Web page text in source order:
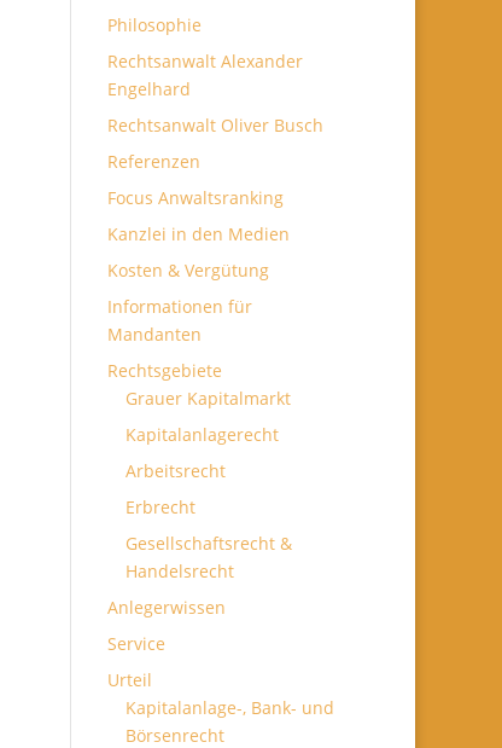
Philosophie
Rechtsanwalt Alexander
Engelhard
Rechtsanwalt Oliver Busch
Referenzen
Focus Anwaltsranking
Kanzlei in den Medien
Kosten & Vergütung
Informationen für
Mandanten
Rechtsgebiete
Grauer Kapitalmarkt
Kapitalanlagerecht
Arbeitsrecht
Erbrecht
Gesellschaftsrecht &
Handelsrecht
Anlegerwissen
Service
Urteil
Kapitalanlage-, Bank- und
Börsenrecht